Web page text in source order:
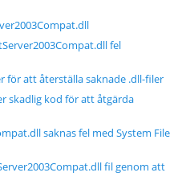
fel
för att återställa saknade .dll-filer
skadlig kod för att åtgärda
saknas fel med System File
fil genom att